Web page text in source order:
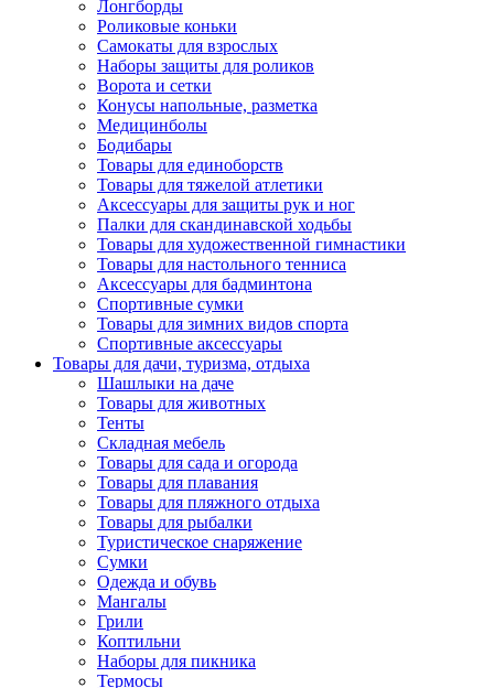
Лонгборды
Роликовые коньки
Самокаты для взрослых
Наборы защиты для роликов
Ворота и сетки
Конусы напольные, разметка
Медицинболы
Бодибары
Товары для единоборств
Товары для тяжелой атлетики
Аксессуары для защиты рук и ног
Палки для скандинавской ходьбы
Товары для художественной гимнастики
Товары для настольного тенниса
Аксессуары для бадминтона
Спортивные сумки
Товары для зимних видов спорта
Спортивные аксессуары
Товары для дачи, туризма, отдыха
Шашлыки на даче
Товары для животных
Тенты
Складная мебель
Товары для сада и огорода
Товары для плавания
Товары для пляжного отдыха
Товары для рыбалки
Туристическое снаряжение
Сумки
Одежда и обувь
Мангалы
Грили
Коптильни
Наборы для пикника
Термосы